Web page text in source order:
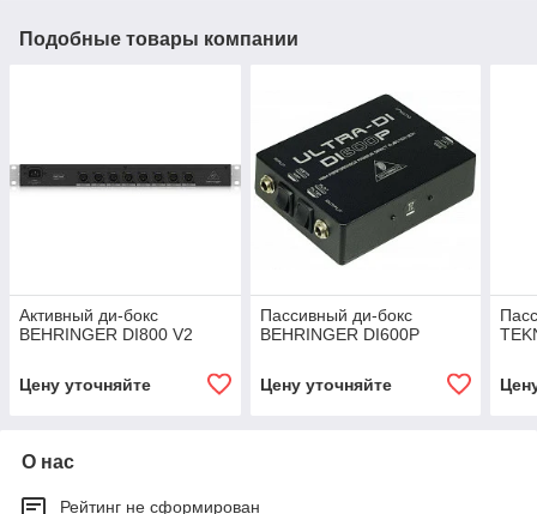
Подобные товары компании
Активный ди-бокс
BEHRINGER DI800 V2
Цену уточняйте
Пассивный ди-бокс
BEHRINGER DI600P
Цену уточняйте
О нас
Рейтинг не сформирован